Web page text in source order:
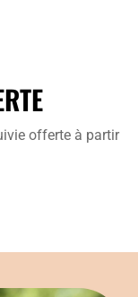
offerte à partir